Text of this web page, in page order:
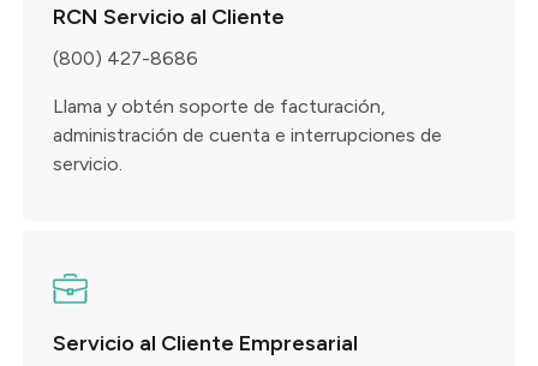
RCN Servicio al Cliente
(800) 427-8686
Llama y obtén soporte de facturación,
administración de cuenta e interrupciones de
servicio.
Servicio al Cliente Empresarial